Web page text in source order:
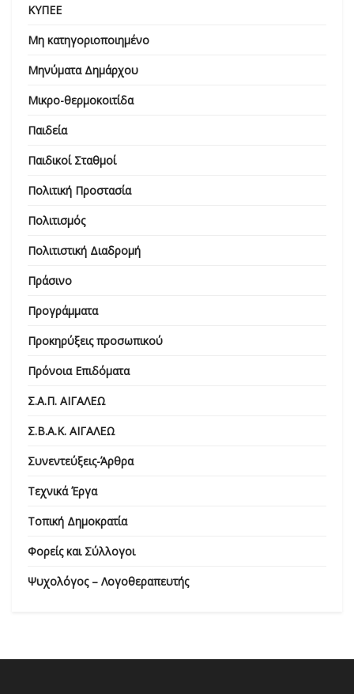
ΚΥΠΕΕ
Μη κατηγοριοποιημένο
Μηνύματα Δημάρχου
Μικρο-θερμοκοιτίδα
Παιδεία
Παιδικοί Σταθμοί
Πολιτική Προστασία
Πολιτισμός
Πολιτιστική Διαδρομή
Πράσινο
Προγράμματα
Προκηρύξεις προσωπικού
Πρόνοια Επιδόματα
Σ.Α.Π. ΑΙΓΑΛΕΩ
Σ.Β.Α.Κ. ΑΙΓΑΛΕΩ
Συνεντεύξεις-Άρθρα
Τεχνικά Έργα
Τοπική Δημοκρατία
Φορείς και Σύλλογοι
Ψυχολόγος – Λογοθεραπευτής